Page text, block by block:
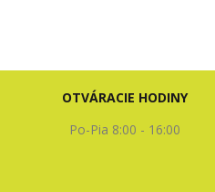
OTVÁRACIE HODINY
Po-Pia 8:00 - 16:00